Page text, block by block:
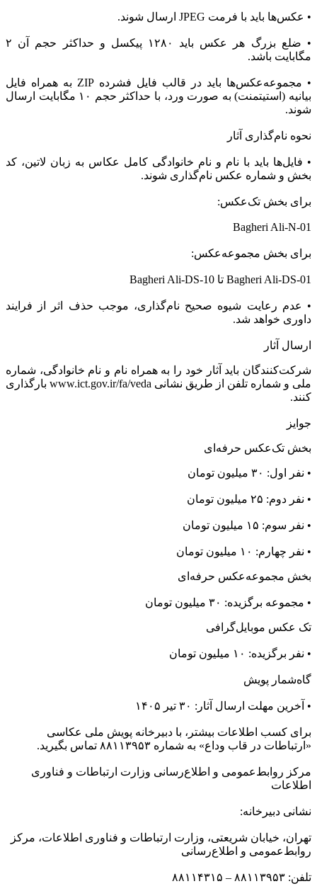
• عکس‌ها باید با فرمت JPEG ارسال شوند.
• ضلع بزرگ هر عکس باید ۱۲۸۰ پیکسل و حداکثر حجم آن ۲
مگابایت باشد.
• مجموعه‌عکس‌ها باید در قالب فایل فشرده ZIP به همراه فایل
بیانیه (استیتمنت) به صورت ورد، با حداکثر حجم ۱۰ مگابایت ارسال
شوند.
نحوه نام‌گذاری آثار
• فایل‌ها باید با نام و نام خانوادگی کامل عکاس به زبان لاتین، کد
بخش و شماره عکس نام‌گذاری شوند.
برای بخش تک‌عکس:
Bagheri Ali-N-01
برای بخش مجموعه‌عکس:
Bagheri Ali-DS-01 تا Bagheri Ali-DS-10
• عدم رعایت شیوه صحیح نام‌گذاری، موجب حذف اثر از فرایند
داوری خواهد شد.
ارسال آثار
شرکت‌کنندگان باید آثار خود را به همراه نام و نام خانوادگی، شماره
ملی و شماره تلفن از طریق نشانی www.ict.gov.ir/fa/veda بارگذاری
کنند.
جوایز
بخش تک‌عکس حرفه‌ای
• نفر اول: ۳۰ میلیون تومان
• نفر دوم: ۲۵ میلیون تومان
• نفر سوم: ۱۵ میلیون تومان
• نفر چهارم: ۱۰ میلیون تومان
بخش مجموعه‌عکس حرفه‌ای
• مجموعه برگزیده: ۳۰ میلیون تومان
تک عکس موبایل‌گرافی
• نفر برگزیده: ۱۰ میلیون تومان
گاه‌شمار پویش
• آخرین مهلت ارسال آثار: ۳۰ تیر ۱۴۰۵
برای کسب اطلاعات بیشتر، با دبیرخانه پویش ملی عکاسی
«ارتباطات در قاب وداع» به شماره ۸۸۱۱۳۹۵۳ تماس بگیرید.
مرکز روابط‌عمومی و اطلاع‌رسانی وزارت ارتباطات و فناوری
اطلاعات
نشانی دبیرخانه:
تهران، خیابان شریعتی، وزارت ارتباطات و فناوری اطلاعات، مرکز
روابط‌عمومی و اطلاع‌رسانی
تلفن: ۸۸۱۱۳۹۵۳ – ۸۸۱۱۴۳۱۵